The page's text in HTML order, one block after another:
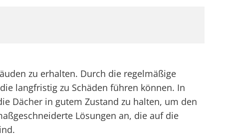
zu erhalten. Durch die regelmäßige
langfristig zu Schäden führen können. In
Dächer in gutem Zustand zu halten, um den
Lösungen an, die auf die